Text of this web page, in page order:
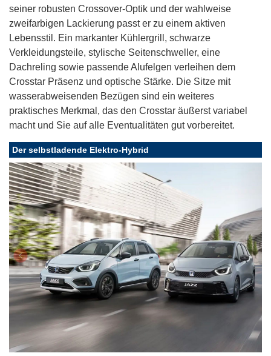
seiner robusten Crossover-Optik und der wahlweise
zweifarbigen Lackierung passt er zu einem aktiven
Lebensstil. Ein markanter Kühlergrill, schwarze
Verkleidungsteile, stylische Seitenschweller, eine
Dachreling sowie passende Alufelgen verleihen dem
Crosstar Präsenz und optische Stärke. Die Sitze mit
wasserabweisenden Bezügen sind ein weiteres
praktisches Merkmal, das den Crosstar äußerst variabel
macht und Sie auf alle Eventualitäten gut vorbereitet.
Der selbstladende Elektro-Hybrid